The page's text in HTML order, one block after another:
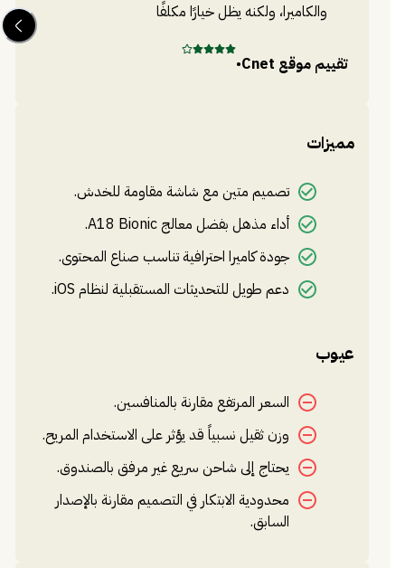
والكاميرا، ولكنه يظل خيارًا مكلفًا
تقييم موقع Cnet
•
مميزات
تصميم متين مع شاشة مقاومة للخدش.
أداء مذهل بفضل معالج A18 Bionic.
جودة كاميرا احترافية تناسب صناع المحتوى.
دعم طويل للتحديثات المستقبلية لنظام iOS.
عيوب
السعر المرتفع مقارنة بالمنافسين.
وزن ثقيل نسبياً قد يؤثر على الاستخدام المريح.
يحتاج إلى شاحن سريع غير مرفق بالصندوق.
محدودية الابتكار في التصميم مقارنة بالإصدار
السابق.